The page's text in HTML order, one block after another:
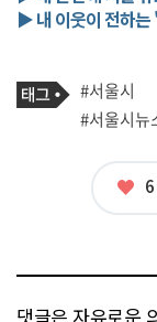
▶ 내 이웃이 전하는
기
사
관
련
태
그
#서울시
#서울시뉴
좋
6
댓글은 자유로운